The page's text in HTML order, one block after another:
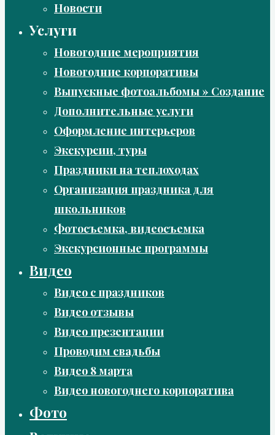
Новости
Услуги
Новогодние мероприятия
Новогодние корпоративы
Выпускные фотоальбомы » Создание
Дополнительные услуги
Оформление интерьеров
Экскурсии, туры
Праздники на теплоходах
Организация праздника для
школьников
Фотосъемка, видеосъемка
Экскурсионные программы
Видео
Видео с праздников
Видео отзывы
Видео презентации
Проводим свадьбы
Видео 8 марта
Видео новогоднего корпоратива
Фото